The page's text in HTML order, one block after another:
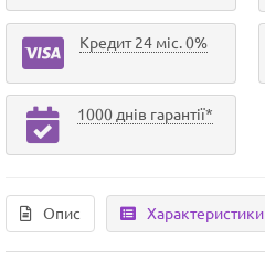
Кредит 24 міс. 0%
1000 днів гарантії*
Опис Характеристики